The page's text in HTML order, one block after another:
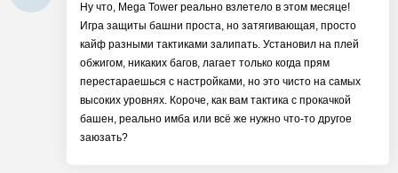
Ну что, Mega Tower реально взлетело в этом месяце!
Игра защиты башни проста, но затягивающая, просто
кайф разными тактиками залипать. Установил на плей
обжигом, никаких багов, лагает только когда прям
перестараешься с настройками, но это чисто на самых
высоких уровнях. Короче, как вам тактика с прокачкой
башен, реально имба или всё же нужно что-то другое
заюзать?